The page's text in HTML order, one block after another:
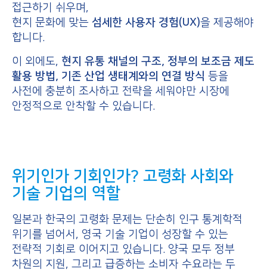
접근하기 쉬우며,
현지 문화에 맞는 섬세한 사용자 경험(UX)을 제공해야
합니다.
이 외에도, 현지 유통 채널의 구조, 정부의 보조금 제도
활용 방법, 기존 산업 생태계와의 연결 방식 등을
사전에 충분히 조사하고 전략을 세워야만 시장에
안정적으로 안착할 수 있습니다.
위기인가 기회인가? 고령화 사회와
기술 기업의 역할
일본과 한국의 고령화 문제는 단순히 인구 통계학적
위기를 넘어서, 영국 기술 기업이 성장할 수 있는
전략적 기회로 이어지고 있습니다. 양국 모두 정부
차원의 지원, 그리고 급증하는 소비자 수요라는 두